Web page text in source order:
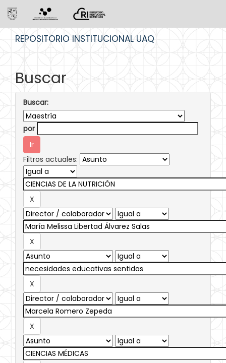
REPOSITORIO INSTITUCIONAL UAQ
Buscar
Buscar:
por
Filtros actuales: